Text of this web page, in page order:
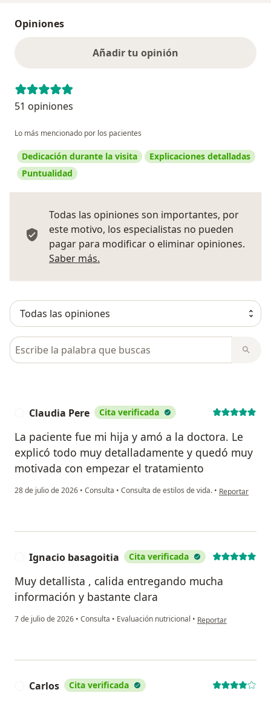
Opiniones
Añadir tu opinión
51 opiniones
Lo más mencionado por los pacientes
Dedicación durante la visita
Explicaciones detalladas
Puntualidad
Todas las opiniones son importantes, por
este motivo, los especialistas no pueden
pagar para modificar o eliminar opiniones.
Saber más.
Busca en opiniones
Claudia Pere Cita verificada
La paciente fue mi hija y amó a la doctora. Le
explicó todo muy detalladamente y quedó muy
motivada con empezar el tratamiento
28 de julio de 2026 • Consulta • Consulta de estilos de vida. • en opinión del
Reportar
Ignacio basagoitia Cita verificada
Muy detallista , calida entregando mucha
información y bastante clara
7 de julio de 2026 • Consulta • Evaluación nutricional • en opinión del
Reportar
Carlos Cita verificada